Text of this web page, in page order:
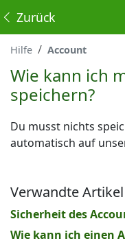
Zurück
Hilfe Account
Wie kann ich
speichern?
Du musst nichts
automatisch auf
Verwandte Artikel
Sicherheit des
Wie kann ich einen